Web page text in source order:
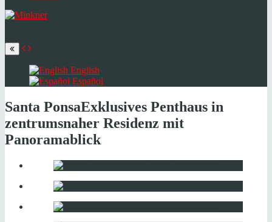
language
English
Español
Santa PonsaExklusives Penthaus in
zentrumsnaher Residenz mit
Panoramablick